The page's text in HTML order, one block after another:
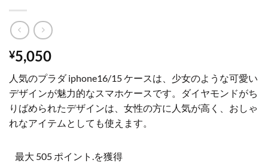
¥5,050
人気のプラダ iphone16/15 ケースは、少女のような可愛い
デザインが魅力的なスマホケースです。ダイヤモンドがち
りばめられたデザインは、女性の方に人気が高く、おしゃ
れなアイテムとしても使えます。
最大 505 ポイント.を獲得